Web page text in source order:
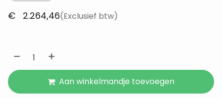
€ 2.264,46(Exclusief btw)
Aan winkelmandje toevoegen